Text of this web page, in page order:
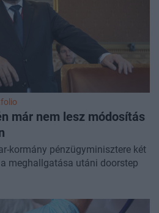
már nem lesz módosítás
kormány pénzügyminisztere két
meghallgatása utáni doorstep